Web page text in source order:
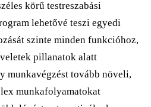
körű testreszabási
lehetővé teszi egyedi
szinte minden funkcióhoz,
pillanatok alatt
munkavégzést tovább növeli,
munkafolyamatokat